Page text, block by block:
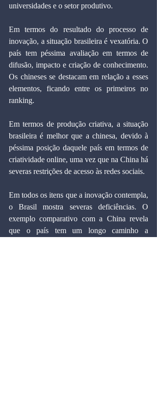
universidades e o setor produtivo.
Em termos do resultado do processo de
inovação, a situação brasileira é vexatória. O
país tem péssima avaliação em termos de
difusão, impacto e criação de conhecimento.
Os chineses se destacam em relação a esses
elementos, ficando entre os primeiros no
ranking.
Em termos de produção criativa, a situação
brasileira é melhor que a chinesa, devido à
péssima posição daquele país em termos de
criatividade online, uma vez que na China há
severas restrições de acesso às redes sociais.
Em todos os itens que a inovação contempla,
o Brasil mostra severas deficiências. O
exemplo comparativo com a China revela
que o país tem um longo caminho a